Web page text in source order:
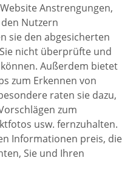
Anstrengungen,
Nutzern
sie den abgesicherten
nicht überprüfte und
Außerdem bietet
zum Erkennen von
raten sie dazu,
zum
usw. fernzuhalten.
Informationen preis, die
Sie und Ihren